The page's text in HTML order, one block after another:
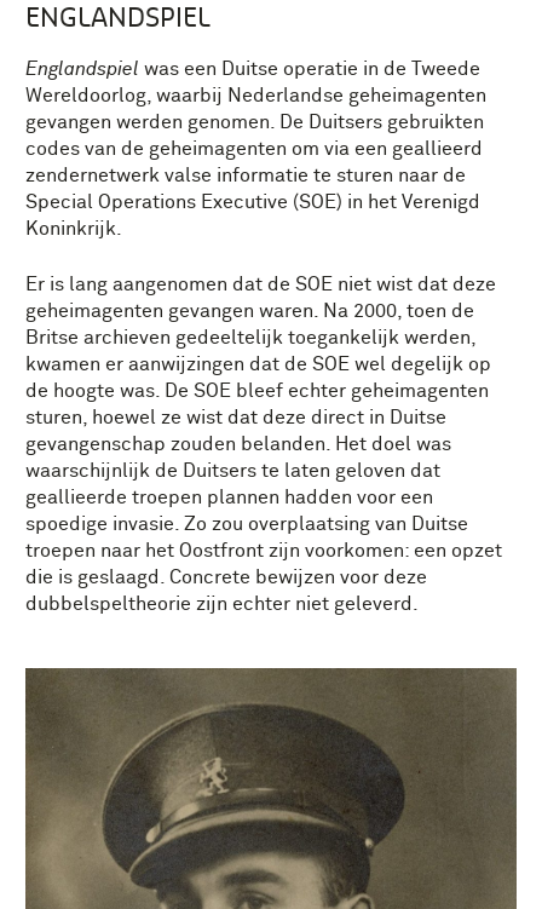
ENGLANDSPIEL
Englandspiel was een Duitse operatie in de Tweede
Wereldoorlog, waarbij Nederlandse geheimagenten
gevangen werden genomen. De Duitsers gebruikten
codes van de geheimagenten om via een geallieerd
zendernetwerk valse informatie te sturen naar de
Special Operations Executive (SOE) in het Verenigd
Koninkrijk.
Er is lang aangenomen dat de SOE niet wist dat deze
geheimagenten gevangen waren. Na 2000, toen de
Britse archieven gedeeltelijk toegankelijk werden,
kwamen er aanwijzingen dat de SOE wel degelijk op
de hoogte was. De SOE bleef echter geheimagenten
sturen, hoewel ze wist dat deze direct in Duitse
gevangenschap zouden belanden. Het doel was
waarschijnlijk de Duitsers te laten geloven dat
geallieerde troepen plannen hadden voor een
spoedige invasie. Zo zou overplaatsing van Duitse
troepen naar het Oostfront zijn voorkomen: een opzet
die is geslaagd. Concrete bewijzen voor deze
dubbelspeltheorie zijn echter niet geleverd.